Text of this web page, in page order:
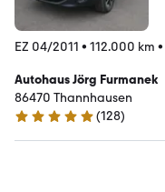
EZ 04/2011 • 112.000 km •
Autohaus Jörg Furmanek
86470 Thannhausen
5 Sterne
(128)